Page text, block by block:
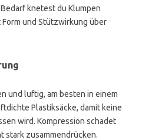
knetest du Klumpen
und Stützwirkung über
und luftig, am besten in einem
Plastiksäcke, damit keine
wird. Kompression schadet
stark zusammendrücken.